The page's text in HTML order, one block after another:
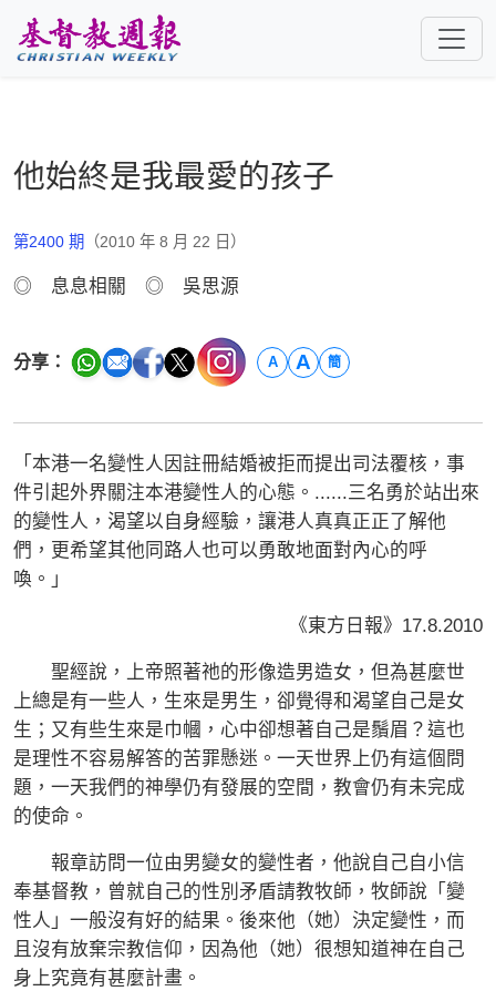
他始終是我最愛的孩子
第2400 期 （2010 年 8 月 22 日）
◎ 息息相關 ◎ 吳思源
分享： A A 簡
「本港一名變性人因註冊結婚被拒而提出司法覆核，事
件引起外界關注本港變性人的心態。......三名勇於站出來
的變性人，渴望以自身經驗，讓港人真真正正了解他
們，更希望其他同路人也可以勇敢地面對內心的呼
喚。」
《東方日報》17.8.2010
聖經說，上帝照著祂的形像造男造女，但為甚麼世
上總是有一些人，生來是男生，卻覺得和渴望自己是女
生；又有些生來是巾幗，心中卻想著自己是鬚眉？這也
是理性不容易解答的苦罪懸迷。一天世界上仍有這個問
題，一天我們的神學仍有發展的空間，教會仍有未完成
的使命。
報章訪問一位由男變女的變性者，他說自己自小信
奉基督教，曾就自己的性別矛盾請教牧師，牧師說「變
性人」一般沒有好的結果。後來他（她）決定變性，而
且沒有放棄宗教信仰，因為他（她）很想知道神在自己
身上究竟有甚麼計畫。